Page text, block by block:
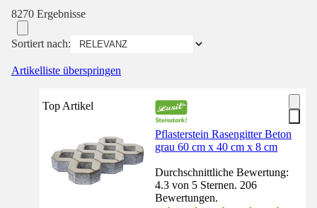
8270 Ergebnisse
Sortiert nach:
Artikelliste überspringen
Top Artikel
Pflasterstein Rasengitter Beton
grau 60 cm x 40 cm x 8 cm
Durchschnittliche Bewertung:
4.3 von 5 Sternen. 206
Bewertungen.